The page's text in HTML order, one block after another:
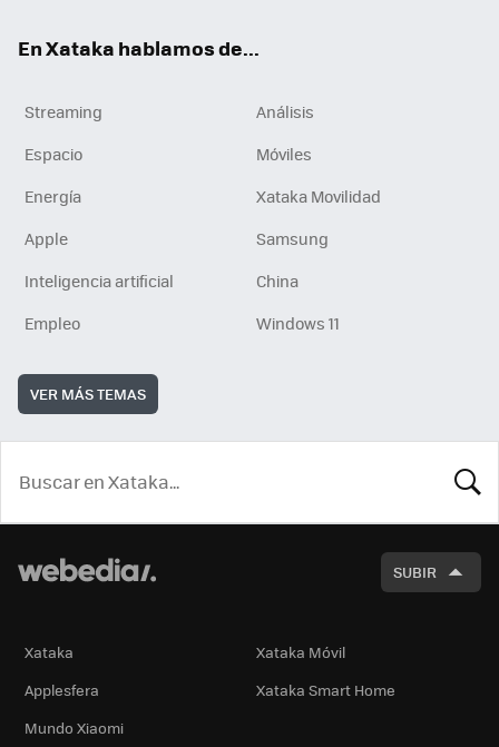
En Xataka hablamos de...
Streaming
Análisis
Espacio
Móviles
Energía
Xataka Movilidad
Apple
Samsung
Inteligencia artificial
China
Empleo
Windows 11
VER MÁS TEMAS
SUBIR
Xataka
Xataka Móvil
Applesfera
Xataka Smart Home
Mundo Xiaomi